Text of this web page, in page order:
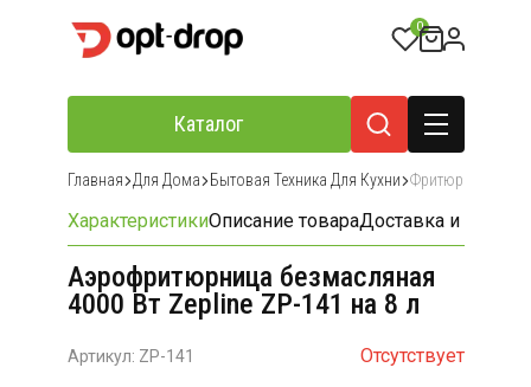
0
Каталог
Главная Для Дома Бытовая Техника Для Кухни Фритюрницы
ХарактеристикиОписание товараДоставка и оплата
Аэрофритюрница безмасляная
4000 Вт Zepline ZP-141 на 8 л
Артикул: ZP-141 Отсутствует